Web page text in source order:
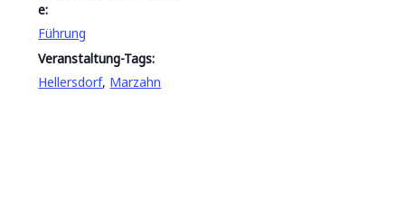
e:
Führung
Veranstaltung-Tags:
Hellersdorf, Marzahn